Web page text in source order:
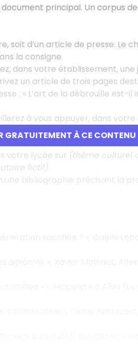
GRATUITEMENT À CE CONTENU
principal. Un corpus
d’un article de presse. Le
la consigne.
dans votre établissement,
un article de trois pages
: « L’art de la débrouille est-
à vous appuyer, dans
rappelle de bien penser à
votre lycée sur (thème culturel
fictif)